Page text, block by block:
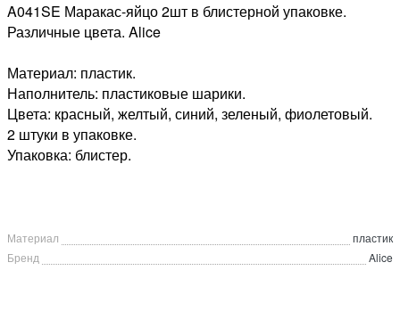
A041SE Маракас-яйцо 2шт в блистерной упаковке.
Различные цвета. Alice
Материал: пластик.
Наполнитель: пластиковые шарики.
Цвета: красный, желтый, синий, зеленый, фиолетовый.
2 штуки в упаковке.
Упаковка: блистер.
Материал
пластик
Бренд
Alice